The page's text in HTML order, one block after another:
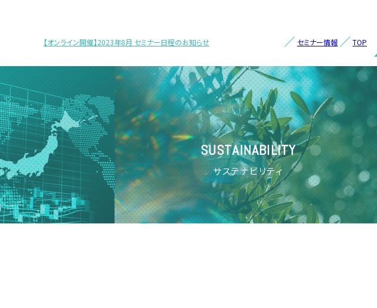
TOP
セミナー情報
【オンライン開催】2023年8月 セミナー日程のお知らせ
SUSTAINABILITY
サステナビリティ